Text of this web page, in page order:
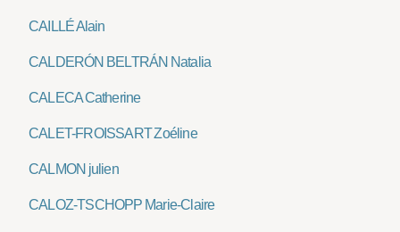
CAILLÉ Alain
CALDERÓN BELTRÁN Natalia
CALECA Catherine
CALET-FROISSART Zoéline
CALMON julien
CALOZ-TSCHOPP Marie-Claire